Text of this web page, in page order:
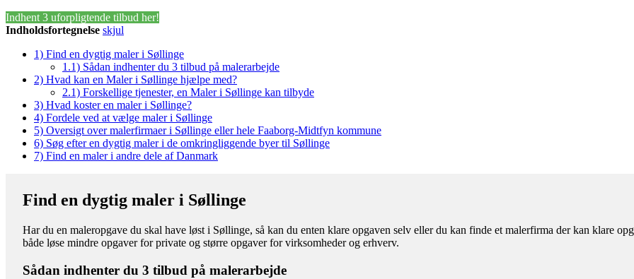
Indhent 3 uforpligtende tilbud her!
Indholdsfortegnelse skjul
1) Find en dygtig maler i Søllinge
1.1) Sådan indhenter du 3 tilbud på malerarbejde
2) Hvad kan en Maler i Søllinge hjælpe med?
2.1) Forskellige tjenester, en Maler i Søllinge kan tilbyde
3) Hvad koster en maler i Søllinge?
4) Fordele ved at vælge maler i Søllinge
5) Oversigt over malerfirmaer i Søllinge eller hele Faaborg-Midtfyn kommune
6) Søg efter en dygtig maler i de omkringliggende byer til Søllinge
7) Find en maler i andre dele af Danmark
Find en dygtig maler i Søllinge
Har du en maleropgave du skal have løst i Søllinge, så kan du enten klare opgaven selv eller du kan finde et malerfirma der kan klare
både løse mindre opgaver for private og større opgaver for virksomheder og erhverv.
Sådan indhenter du 3 tilbud på malerarbejde